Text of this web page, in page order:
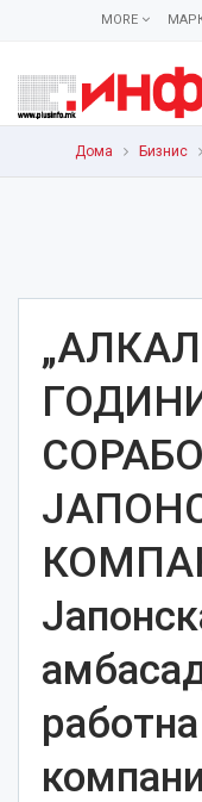
MORE
Дома Бизнис